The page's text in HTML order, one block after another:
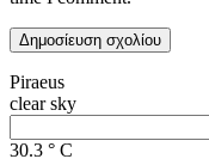
Piraeus
clear sky
30.3 ° C